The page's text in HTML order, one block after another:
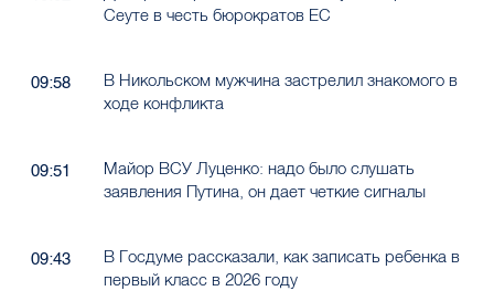
Сеуте в честь бюрократов ЕС
09:58
В Никольском мужчина застрелил знакомого в
ходе конфликта
09:51
Майор ВСУ Луценко: надо было слушать
заявления Путина, он дает четкие сигналы
09:43
В Госдуме рассказали, как записать ребенка в
первый класс в 2026 году